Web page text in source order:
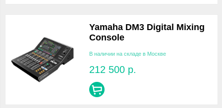
Yamaha DM3 Digital Mixing
Console
В наличии на складе в Москве
212 500 р.